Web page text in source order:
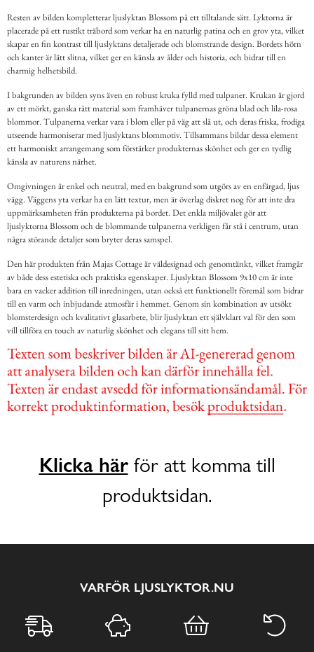
Resten av bilden kompletterar ljuslyktan Blossom på ett tilltalande sätt. Lyktorna är
placerade på ett rustikt träbord som verkar ha en naturlig patina och en grov yta, vilket
skapar en fin kontrast till ljuslyktans detaljerade och blomstrande design. Bordets hörn
och kanter är lätt slitna, vilket ger en känsla av ålder och historia, och bidrar till en
charmig helhetsbild.
I bakgrunden av bilden syns även en robust kruka fylld med tulpaner. Krukan är gjord
av ett mörkt, ganska rått material som framhäver tulpanernas gröna blad och lila-rosa
blommor. Tulpanerna verkar vara i blom eller på väg att slå ut, och deras friska, frodiga
utseende harmoniserar med ljuslyktans blommotiv. Tillsammans bildar dessa element
ett harmoniskt arrangemang som förstärker produkternas skönhet och ger en tydlig
känsla av naturens närhet.
Omgivningen är enkel och neutral, med en bakgrund som utgörs av en enfärgad, ljus
vägg. Väggens yta verkar ha en lätt textur, men är överlag diskret nog för att inte dra
uppmärksamheten från produkterna på bordet. Det enkla miljövalet gör att
ljuslyktorna Blossom och de blommande tulpanerna verkligen får stå i centrum, utan
några störande detaljer som bryter deras samspel.
Den här produkten från Majas Cottage är väldesignad och genomtänkt, vilket framgår
av både dess estetiska och praktiska egenskaper. Ljuslyktan Blossom 9x10 cm är inte
bara en vacker addition till inredningen, utan också ett funktionellt föremål som bidrar
till en varm och inbjudande atmosfär i hemmet. Genom sin kombination av utsökt
blomsterdesign och kvalitativt glasarbete, blir ljuslyktan ett självklart val för den som
vill tillföra en touch av naturlig skönhet och elegans till sitt hem.
Klicka härför att komma till
produktsidan.
VARFÖR LJUSLYKTOR.NU